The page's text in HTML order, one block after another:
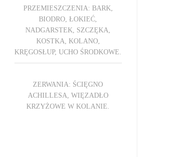
PRZEMIESZCZENIA: BARK,
BIODRO, ŁOKIEĆ,
NADGARSTEK, SZCZĘKA,
KOSTKA, KOLANO,
KRĘGOSŁUP, UCHO ŚRODKOWE.
ZERWANIA: ŚCIĘGNO
ACHILLESA, WIĘZADŁO
KRZYŻOWE W KOLANIE.